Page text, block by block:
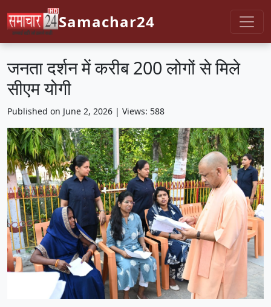
Samachar24
जनता दर्शन में करीब 200 लोगों से मिले
सीएम योगी
Published on June 2, 2026 | Views: 588